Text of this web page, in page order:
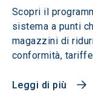
Scopri il
sistema a punti
magazzini di
conformità,
Leggi di più